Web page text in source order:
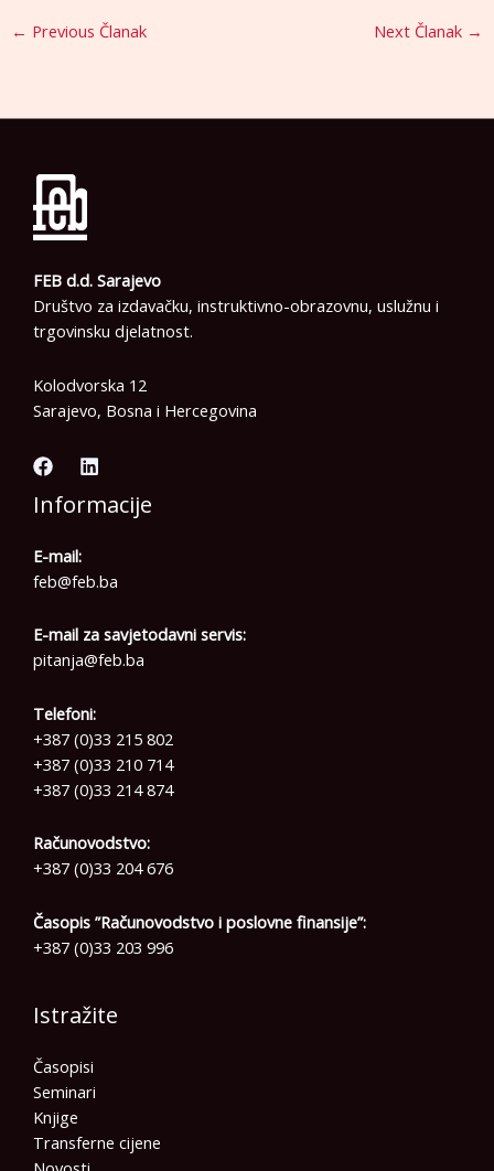
← Previous Članak Next Članak →
FEB d.d. Sarajevo
Društvo za izdavačku, instruktivno-obrazovnu, uslužnu i
trgovinsku djelatnost.
Kolodvorska 12
Sarajevo, Bosna i Hercegovina
Informacije
E-mail:
feb@feb.ba
E-mail za savjetodavni servis:
pitanja@feb.ba
Telefoni:
+387 (0)33 215 802
+387 (0)33 210 714
+387 (0)33 214 874
Računovodstvo:
+387 (0)33 204 676
Časopis ”Računovodstvo i poslovne finansije”:
+387 (0)33 203 996
Istražite
Časopisi
Seminari
Knjige
Transferne cijene